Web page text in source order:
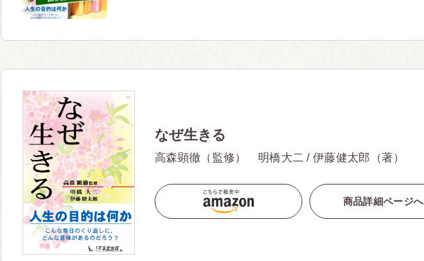
なぜ生きる
高森顕徹（監修） 明橋大二 / 伊藤健太郎（著）
商品詳細ページへ